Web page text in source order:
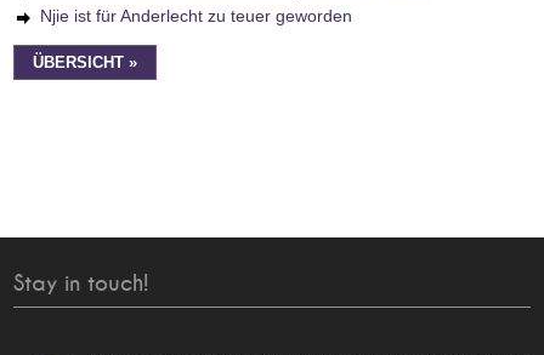
Njie ist für Anderlecht zu teuer geworden
ÜBERSICHT »
Stay in touch!